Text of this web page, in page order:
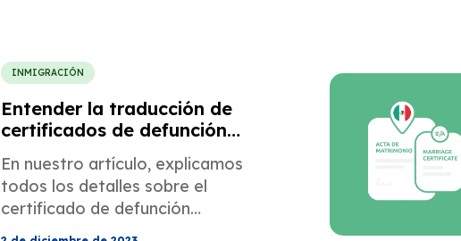
INMIGRACIÓN
Entender la traducción de
certificados de defunción
mexicanos para la
migración a los EE. UU.
En nuestro artículo, explicamos
todos los detalles sobre el
certificado de defunción
mexicano.